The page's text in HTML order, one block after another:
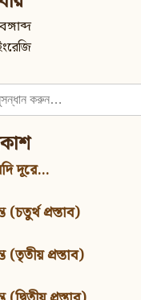
দূরে...
(চতুর্থ প্রস্তাব)
(তৃতীয় প্রস্তাব)